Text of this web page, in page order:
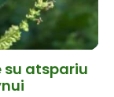
su atspariu